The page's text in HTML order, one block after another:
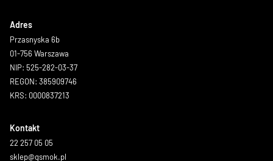
Adres
Przasnyska 6b
01-756 Warszawa
NIP: 525-282-03-37
REGON: 385909746
KRS: 0000837213
Kontakt
22 257 05 05
sklep@gsmok.pl